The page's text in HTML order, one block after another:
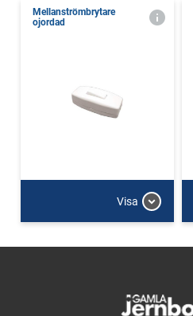
Mellanströmbrytare
ojordad
Visa